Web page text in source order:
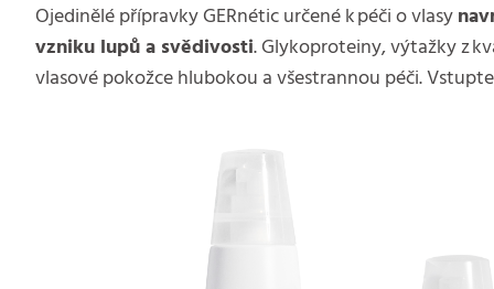
Ojedinělé přípravky GERnétic určené k péči o vlasy
vzniku lupů a svědivosti. Glykoproteiny, výtažky z
vlasové pokožce hlubokou a všestrannou péči.